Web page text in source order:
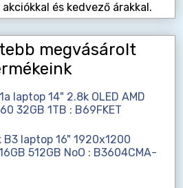
és kedvező árakkal.
megvásárolt
laptop 14" 2.8k OLED AMD
32GB 1TB : B69FKET
laptop 16" 1920x1200
512GB NoO : B3604CMA-